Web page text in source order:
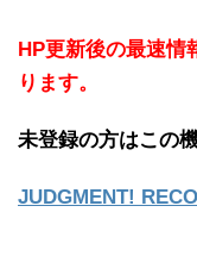
HP更新後の最速情
ります。
未登録の方はこの
JUDGMENT!